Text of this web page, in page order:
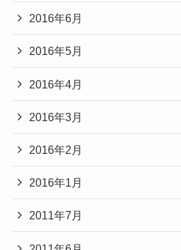
2016年6月
2016年5月
2016年4月
2016年3月
2016年2月
2016年1月
2011年7月